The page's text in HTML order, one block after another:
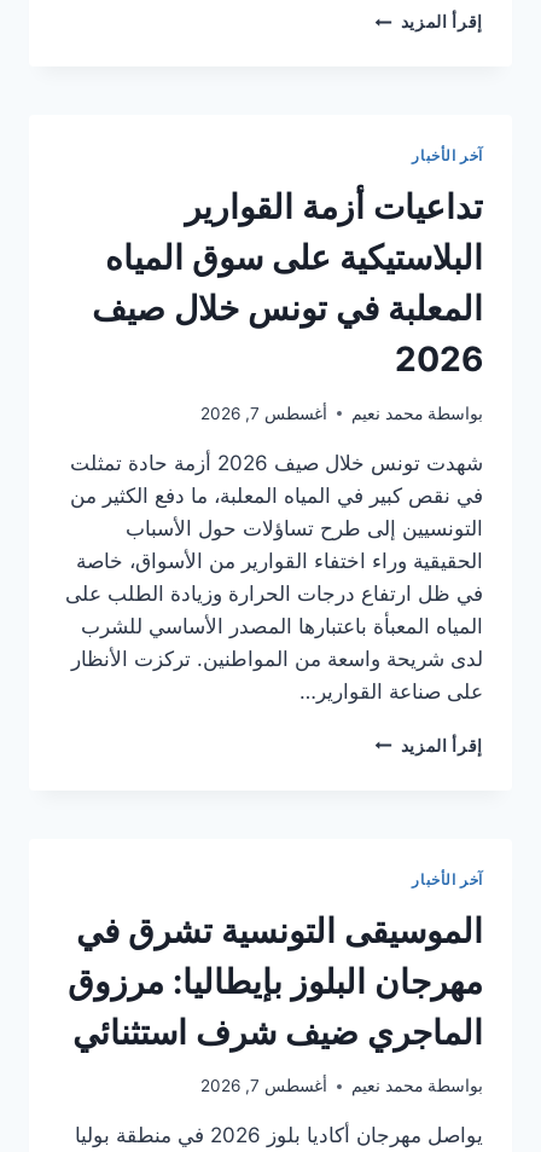
إقرأ المزيد تصاعد
والصراعات
الإقليمية
آخر الأخبار
تداعيات أزمة القوارير
البلاستيكية على سوق المياه
المعلبة في تونس خلال صيف
2026
بواسطة محمد نعيم أغسطس 7, 2026
شهدت تونس خلال صيف 2026 أزمة حادة تمثلت
في نقص كبير في المياه المعلبة، ما دفع الكثير من
التونسيين إلى طرح تساؤلات حول الأسباب
الحقيقية وراء اختفاء القوارير من الأسواق، خاصة
في ظل ارتفاع درجات الحرارة وزيادة الطلب على
المياه المعبأة باعتبارها المصدر الأساسي للشرب
لدى شريحة واسعة من المواطنين. تركزت الأنظار
على صناعة القوارير…
إقرأ المزيد تداعيات
المعلبة
في
تونس
خلال
2026
آخر الأخبار
الموسيقى التونسية تشرق في
مهرجان البلوز بإيطاليا: مرزوق
الماجري ضيف شرف استثنائي
بواسطة محمد نعيم أغسطس 7, 2026
يواصل مهرجان أكاديا بلوز 2026 في منطقة بوليا